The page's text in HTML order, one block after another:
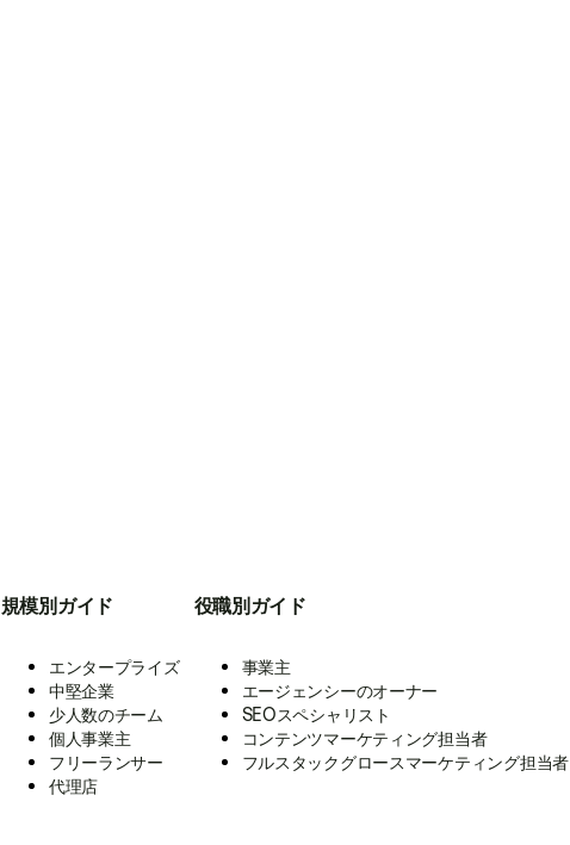
規模別ガイド
エンタープライズ
中堅企業
少人数のチーム
個人事業主
フリーランサー
代理店
役職別ガイド
事業主
エージェンシーのオーナー
SEOスペシャリスト
コンテンツマーケティング担当者
フルスタックグロースマーケティング担当者